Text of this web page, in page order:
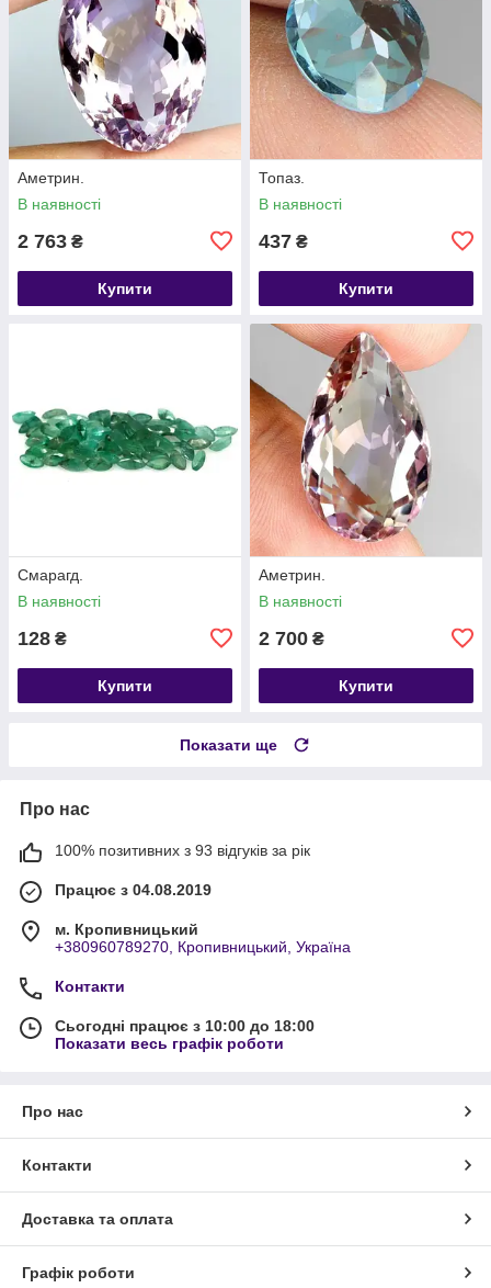
Аметрин.
В наявності
2 763 ₴
Купити
Топаз.
В наявності
437 ₴
Купити
Смарагд.
В наявності
128 ₴
Купити
Аметрин.
В наявності
2 700 ₴
Купити
Показати ще
Про нас
100% позитивних з 93 відгуків за рік
Працює з 04.08.2019
м. Кропивницький
+380960789270, Кропивницький, Україна
Контакти
Сьогодні працює з 10:00 до 18:00
Показати весь графік роботи
Про нас
Контакти
Доставка та оплата
Графік роботи